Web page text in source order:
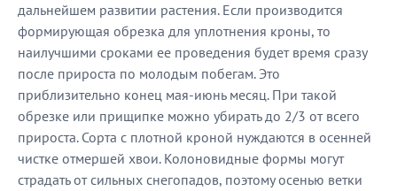
дальнейшем развитии растения. Если производится
формирующая обрезка для уплотнения кроны, то
наилучшими сроками ее проведения будет время сразу
после прироста по молодым побегам. Это
приблизительно конец мая-июнь месяц. При такой
обрезке или прищипке можно убирать до 2/3 от всего
прироста. Сорта с плотной кроной нуждаются в осенней
чистке отмершей хвои. Колоновидные формы могут
страдать от сильных снегопадов, поэтому осенью ветки